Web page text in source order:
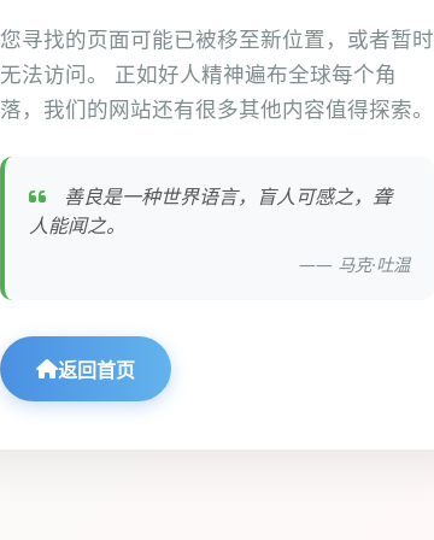
您寻找的页面可能已被移至新位置，或者暂时
无法访问。 正如好人精神遍布全球每个角
落，我们的网站还有很多其他内容值得探索。
善良是一种世界语言，盲人可感之，聋
人能闻之。
—— 马克·吐温
返回首页